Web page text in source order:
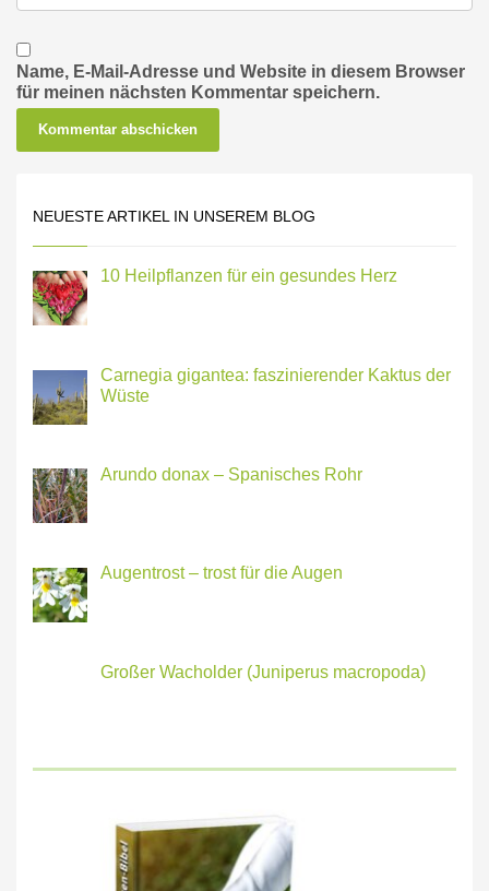
Name, E-Mail-Adresse und Website in diesem Browser
für meinen nächsten Kommentar speichern.
NEUESTE ARTIKEL IN UNSEREM BLOG
10 Heilpflanzen für ein gesundes Herz
Carnegia gigantea: faszinierender Kaktus der
Wüste
Arundo donax – Spanisches Rohr
Augentrost – trost für die Augen
Großer Wacholder (Juniperus macropoda)